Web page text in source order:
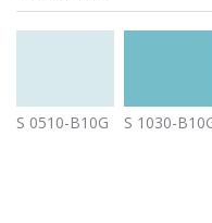
S 0510-B10G S 1030-